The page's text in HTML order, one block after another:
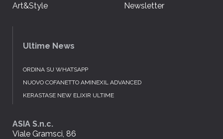
Art&Style
Newsletter
Ultime News
ORDINA SU WHATSAPP
NUOVO COFANETTO AMINEXIL ADVANCED
KERASTASE NEW ELIXIR ULTIME
ASIA S.n.c.
Viale Gramsci, 86